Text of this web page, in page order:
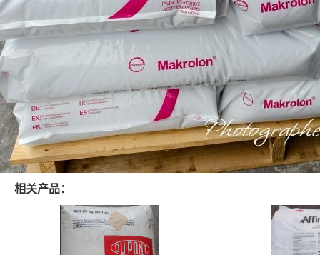
相关产品：